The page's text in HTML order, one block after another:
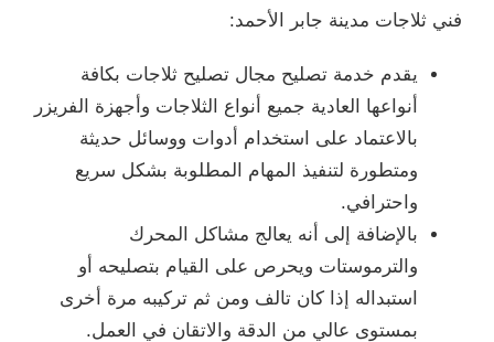
فني ثلاجات مدينة جابر الأحمد:
يقدم خدمة تصليح مجال تصليح ثلاجات بكافة
أنواعها العادية جميع أنواع الثلاجات وأجهزة الفريزر
بالاعتماد على استخدام أدوات ووسائل حديثة
ومتطورة لتنفيذ المهام المطلوبة بشكل سريع
واحترافي.
بالإضافة إلى أنه يعالج مشاكل المحرك
والترموستات ويحرص على القيام بتصليحه أو
استبداله إذا كان تالف ومن ثم تركيبه مرة أخرى
بمستوى عالي من الدقة والاتقان في العمل.